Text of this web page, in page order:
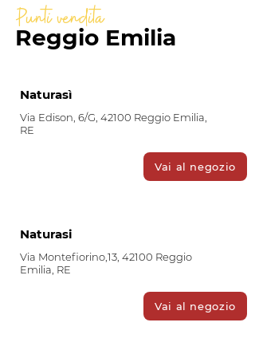
Punti vendita
Reggio Emilia
Naturasì
Via Edison, 6/G, 42100 Reggio Emilia,
RE
Vai al negozio
Naturasi
Via Montefiorino,13, 42100 Reggio
Emilia, RE
Vai al negozio